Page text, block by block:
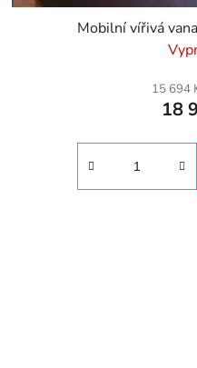
Mobilní vířivá
15 694
18